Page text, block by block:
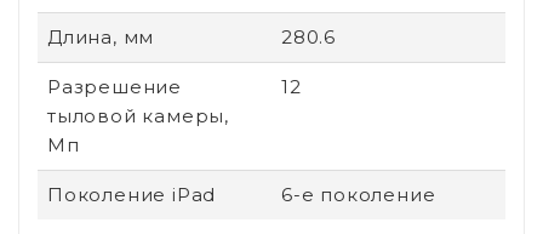
Длина, мм 280.6
Разрешение
тыловой камеры,
Мп
12
Поколение iPad 6-е поколение